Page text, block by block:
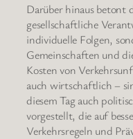
Darüber hinaus betont
gesellschaftliche
individuelle Folgen,
Gemeinschaften und
Kosten von
auch wirtschaftlich –
diesem Tag auch
vorgestellt, die auf
Verkehrsregeln und